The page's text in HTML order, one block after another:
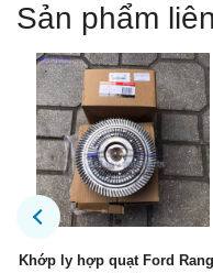
Sản phẩm
Khớp ly hợp quạt Ford